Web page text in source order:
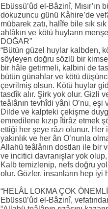
Ebüssü’ûd el-Bâzinî,
dokuzuncu günü Kâhire’de
mübarek zatı, halîfe bile sık
ahlâkın ve kötü huyların
DOĞAR”
“Bütün güzel huylar kalbden,
söyleyen doğru sözlü bir
bir hâle getirmeli, kalbini de
bütün günahlar ve kötü
çevrilmiş olsun. Kötü huylar
tasdîk alır. Şirk yok olur. Gizli
teâlânın tevhîdi yâni O’nu, eşi
Dilde ve kalpteki çekişme
emredilene kızıp îtirâz etmek
ettiği her şeye râzı olunur. Her
yakınlık ve her ân O’nunla
Allahü teâlânın dostları ile bir
ve incitici davranışlar yok
Kalb temizlenip, nefs doğru
olur. Gözler, insanların hep iyi
“HELÂL LOKMA ÇOK
Ebüssü’ûd el-Bâzinî,